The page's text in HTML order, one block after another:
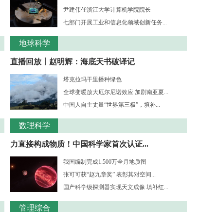
尹建伟任浙江大学计算机学院院长
七部门开展工业和信息化领域创新任务...
地球科学
直播回放丨赵明辉：海底天书破译记
塔克拉玛干里播种绿色
全球变暖放大厄尔尼诺效应 加剧南亚夏...
中国人自主丈量“世界第三极”，填补...
数理科学
力直接构成物质！中国科学家首次认证...
我国编制完成1:500万全月地质图
张可可获“赵九章奖” 表彰其对空间...
国产科学级探测器实现天文成像 填补红...
管理综合